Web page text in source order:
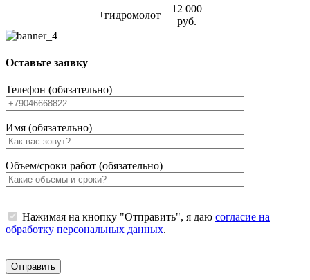
+гидромолот
12 000
руб.
Оставьте заявку
Телефон (обязательно)
Имя (обязательно)
Объем/сроки работ (обязательно)
Нажимая на кнопку "Отправить", я даю согласие на
обработку персональных данных.